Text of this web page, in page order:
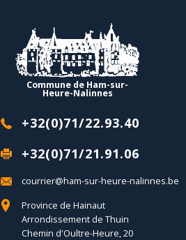
Commune de Ham-sur-
Heure-Nalinnes
+32(0)71/22.93.40
+32(0)71/21.91.06
courrier@ham-sur-heure-nalinnes.be
Province de Hainaut
Arrondissement de Thuin
Chemin d'Oultre-Heure, 20